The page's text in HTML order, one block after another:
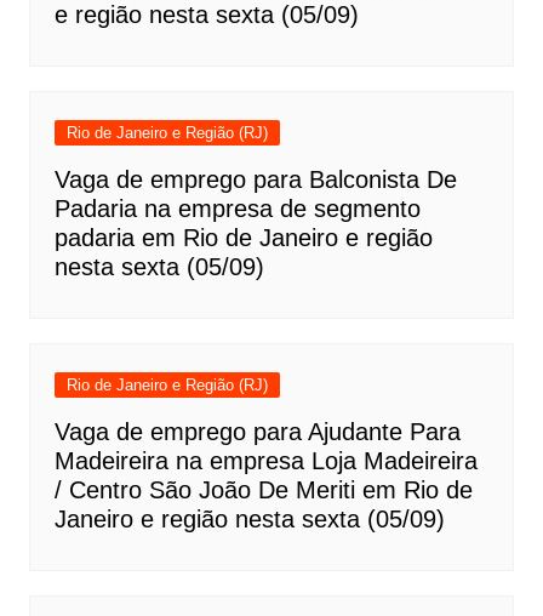
e região nesta sexta (05/09)
Rio de Janeiro e Região (RJ)
Vaga de emprego para Balconista De
Padaria na empresa de segmento
padaria em Rio de Janeiro e região
nesta sexta (05/09)
Rio de Janeiro e Região (RJ)
Vaga de emprego para Ajudante Para
Madeireira na empresa Loja Madeireira
/ Centro São João De Meriti em Rio de
Janeiro e região nesta sexta (05/09)